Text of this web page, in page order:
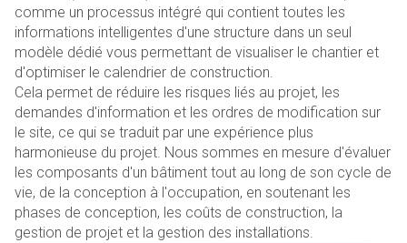
comme un processus intégré qui contient toutes les
informations intelligentes d'une structure dans un seul
modèle dédié vous permettant de visualiser le chantier et
d'optimiser le calendrier de construction.
Cela permet de réduire les risques liés au projet, les
demandes d'information et les ordres de modification sur
le site, ce qui se traduit par une expérience plus
harmonieuse du projet. Nous sommes en mesure d'évaluer
les composants d'un bâtiment tout au long de son cycle de
vie, de la conception à l'occupation, en soutenant les
phases de conception, les coûts de construction, la
gestion de projet et la gestion des installations.